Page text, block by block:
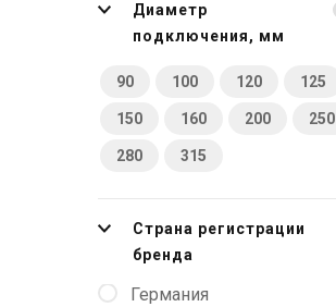
Диаметр
подключения, мм
90 100 120 125
150 160 200 250
280 315
Страна регистрации
бренда
Германия